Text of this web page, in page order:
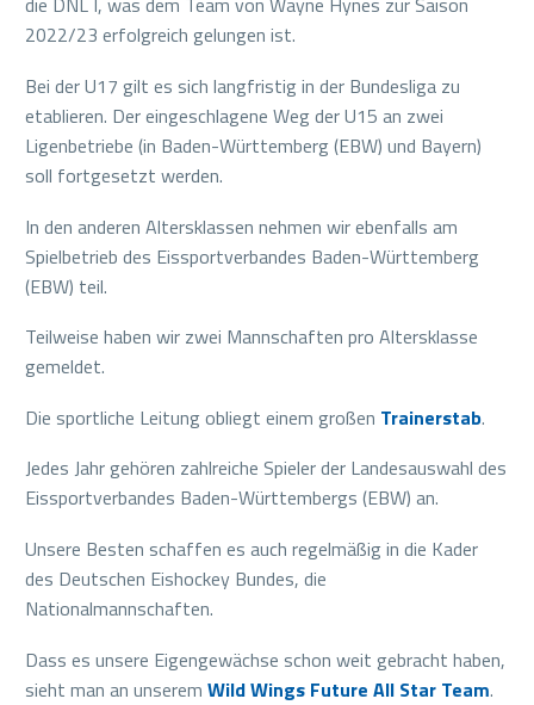
2022/23 erfolgreich gelungen ist.
Bei der U17 gilt es sich langfristig in der Bundesliga zu
etablieren. Der eingeschlagene Weg der U15 an zwei
Ligenbetriebe (in Baden-Württemberg (EBW) und Bayern)
soll fortgesetzt werden.
In den anderen Altersklassen nehmen wir ebenfalls am
Spielbetrieb des Eissportverbandes Baden-Württemberg
(EBW) teil.
Teilweise haben wir zwei Mannschaften pro Altersklasse
gemeldet.
Die sportliche Leitung obliegt einem großen Trainerstab.
Jedes Jahr gehören zahlreiche Spieler der Landesauswahl des
Eissportverbandes Baden-Württembergs (EBW) an.
Unsere Besten schaffen es auch regelmäßig in die Kader
des Deutschen Eishockey Bundes, die
Nationalmannschaften.
Dass es unsere Eigengewächse schon weit gebracht haben,
sieht man an unserem Wild Wings Future All Star Team.